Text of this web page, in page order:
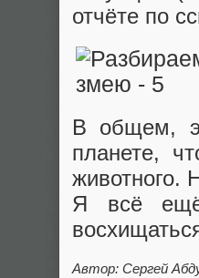
отчёте по
В общем,
планете,
животного.
Я всё
Автор: Сергей